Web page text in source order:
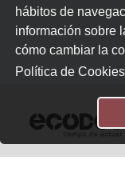
hábitos de
información sobre
cómo cambiar la
Política de